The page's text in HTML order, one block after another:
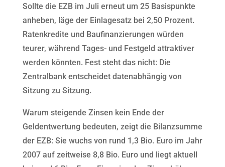
Sollte die EZB im Juli erneut um 25 Basispunkte
anheben, läge der Einlagesatz bei 2,50 Prozent.
Ratenkredite und Baufinanzierungen würden
teurer, während Tages- und Festgeld attraktiver
werden könnten. Fest steht das nicht: Die
Zentralbank entscheidet datenabhängig von
Sitzung zu Sitzung.
Warum steigende Zinsen kein Ende der
Geldentwertung bedeuten, zeigt die Bilanzsumme
der EZB: Sie wuchs von rund 1,3 Bio. Euro im Jahr
2007 auf zeitweise 8,8 Bio. Euro und liegt aktuell